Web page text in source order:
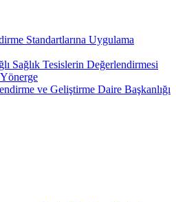
Standartlarına Uygulama
Sağlık Tesislerin Değerlendirmesi
ve Geliştirme Daire Başkanlığı